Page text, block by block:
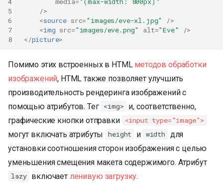
5
6
7
8
/>
<source src="images/eve-xl.jpg"
/>
<img src="images/eve.png" alt="Eve"
/>
</picture>
Помимо этих встроенных в HTML методов обработки
изображений, HTML также позволяет улучшить
производительность рендеринга изображений с
помощью атрибутов. Тег <img>
и, соответственно,
графические кнопки отправки
<input type="image">
могут включать атрибуты height и width
для
установки соотношения сторон изображения с целью
уменьшения смещения макета содержимого. Атрибут
lazy включает ленивую загрузку.